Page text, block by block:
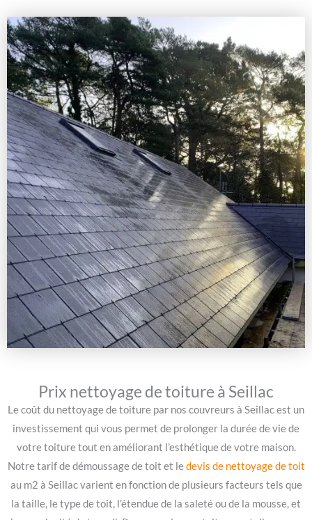
Prix nettoyage de toiture à Seillac
Le coût du nettoyage de toiture par nos couvreurs à Seillac est un
investissement qui vous permet de prolonger la durée de vie de
votre toiture tout en améliorant l’esthétique de votre maison.
Notre tarif de démoussage de toit et ledevis de nettoyage de toit
au m2 à Seillac varient en fonction de plusieurs facteurs tels que
la taille, le type de toit, l’étendue de la saleté ou de la mousse, et